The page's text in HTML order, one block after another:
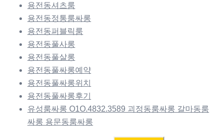
용전동셔츠룸
용전동정통룸싸롱
용전동퍼블릭룸
용전동풀사롱
용전동풀살롱
용전동풀싸롱예약
용전동풀싸롱위치
용전동풀싸롱후기
유성룸싸롱 O1O.4832.3589 괴정동룸싸롱 갈마동룸
싸롱 용문동룸싸롱